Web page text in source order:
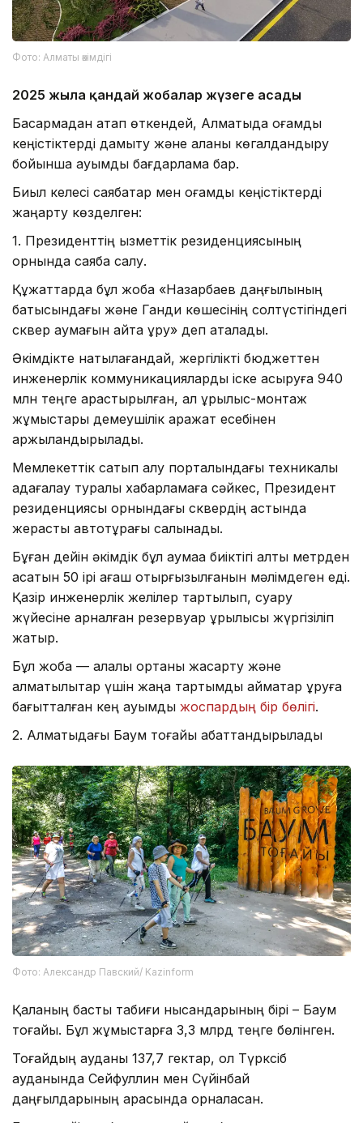
Фото: Алматы әкімдігі
2025 жылға қандай жобалар жүзеге асады
Басқармадан атап өткендей, Алматыда қоғамдық
кеңістіктерді дамыту және қаланы көгалдандыру
бойынша ауқымды бағдарлама бар.
Биыл келесі саябақтар мен қоғамдық кеңістіктерді
жаңарту көзделген:
1. Президенттің қызметтік резиденциясының
орнында саябақ салу.
Құжаттарда бұл жоба «Назарбаев даңғылының
батысындағы және Ганди көшесінің солтүстігіндегі
сквер аумағын қайта құру» деп аталады.
Әкімдікте нақтылағандай, жергілікті бюджеттен
инженерлік коммуникацияларды іске асыруға 940
млн теңге қарастырылған, ал құрылыс-монтаж
жұмыстары демеушілік қаражат есебінен
қаржыландырылады.
Мемлекеттік сатып алу порталындағы техникалық
қадағалау туралы хабарламаға сәйкес, Президент
резиденциясы орнындағы сквердің астында
жерасты автотұрағы салынады.
Бұған дейін әкімдік бұл аумаққа биіктігі алты метрден
асатын 50 ірі ағаш отырғызылғанын мәлімдеген еді.
Қазір инженерлік желілер тартылып, суару
жүйесіне арналған резервуар құрылысы жүргізіліп
жатыр.
Бұл жоба — қалалық ортаны жақсарту және
алматылықтар үшін жаңа тартымды аймақтар құруға
бағытталған кең ауқымды жоспардың бір бөлігі.
2. Алматыдағы Баум тоғайы абаттандырылады
Фото: Александр Павский/ Kazinform
Қаланың басты табиғи нысандарының бірі – Баум
тоғайы. Бұл жұмыстарға 3,3 млрд теңге бөлінген.
Тоғайдың ауданы 137,7 гектар, ол Түрксіб
ауданында Сейфуллин мен Сүйінбай
даңғылдарының арасында орналасқан.